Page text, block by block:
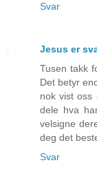
Svar
Jesus er
Tusen takk
Det betyr
nok vist
dele hva
velsigne
deg det
Svar